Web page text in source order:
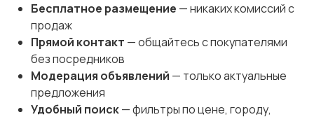
Бесплатное размещение — никаких комиссий с
продаж
Прямой контакт — общайтесь с покупателями
без посредников
Модерация объявлений — только актуальные
предложения
Удобный поиск— фильтры по цене, городу,